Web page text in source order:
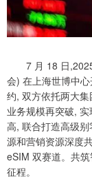
7 月 18 日,2025
会) 在上海世博中
约, 双方依托两大集
业务规模再突破,
高, 联合打造高级
源和营销资源深度
eSIM 双赛道。共
征程。